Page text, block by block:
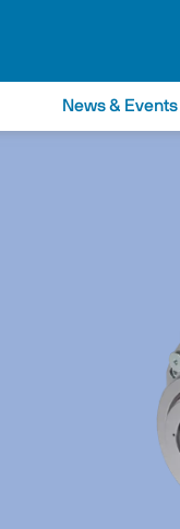
News & Events